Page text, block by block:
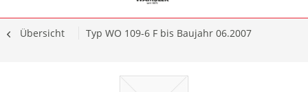
Übersicht Typ WO 109-6 F bis Baujahr 06.2007